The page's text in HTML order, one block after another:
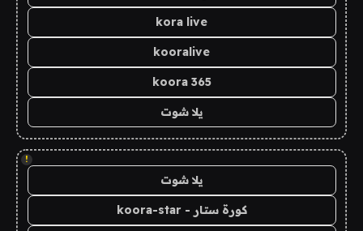
kora live
kooralive
koora 365
يلا شوت
!
يلا شوت
كورة ستار - koora-star